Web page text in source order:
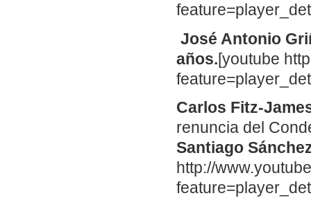
José Antonio
años.[youtube
Carlos Fitz-
renuncia del
Santiago
http://